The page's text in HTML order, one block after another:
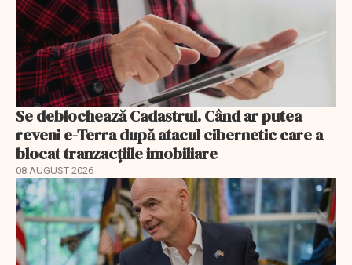
Se deblochează Cadastrul. Când ar putea
reveni e-Terra după atacul cibernetic care a
blocat tranzacțiile imobiliare
08 AUGUST 2026